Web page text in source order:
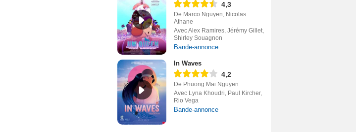
4,3
De Marco Nguyen, Nicolas
Athane
Avec Alex Ramires, Jérémy Gillet,
Shirley Souagnon
Bande-annonce
In Waves
4,2
De Phuong Mai Nguyen
Avec Lyna Khoudri, Paul Kircher,
Rio Vega
Bande-annonce